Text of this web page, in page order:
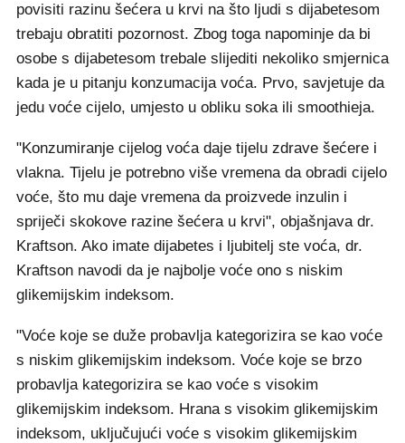
povisiti razinu šećera u krvi na što ljudi s dijabetesom
trebaju obratiti pozornost. Zbog toga napominje da bi
osobe s dijabetesom trebale slijediti nekoliko smjernica
kada je u pitanju konzumacija voća. Prvo, savjetuje da
jedu voće cijelo, umjesto u obliku soka ili smoothieja.
"Konzumiranje cijelog voća daje tijelu zdrave šećere i
vlakna. Tijelu je potrebno više vremena da obradi cijelo
voće, što mu daje vremena da proizvede inzulin i
spriječi skokove razine šećera u krvi", objašnjava dr.
Kraftson. Ako imate dijabetes i ljubitelj ste voća, dr.
Kraftson navodi da je najbolje voće ono s niskim
glikemijskim indeksom.
"Voće koje se duže probavlja kategorizira se kao voće
s niskim glikemijskim indeksom. Voće koje se brzo
probavlja kategorizira se kao voće s visokim
glikemijskim indeksom. Hrana s visokim glikemijskim
indeksom, uključujući voće s visokim glikemijskim